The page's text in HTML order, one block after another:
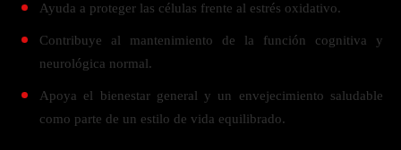
Ayuda a proteger las células frente al estrés oxidativo.
Contribuye al mantenimiento de la función cognitiva y
neurológica normal.
Apoya el bienestar general y un envejecimiento saludable
como parte de un estilo de vida equilibrado.